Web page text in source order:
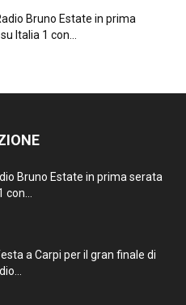
Bruno Estate in prima
Italia 1 con...
Bruno Estate in prima serata
con...
a Carpi per il gran finale di